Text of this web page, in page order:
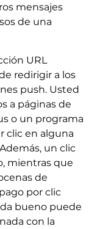
mensajes
de una
URL
redirigir a los
push. Usted
a páginas de
o un programa
clic en alguna
un clic
mientras que
de
por clic
bueno puede
con la